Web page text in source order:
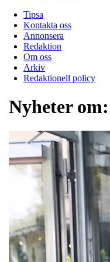
Tipsa
Kontakta oss
Annonsera
Redaktion
Om oss
Arkiv
Redaktionell policy
Nyheter om: